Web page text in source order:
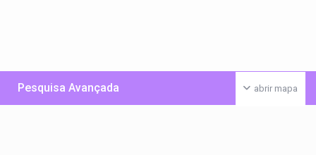
abrir mapa
Pesquisa Avançada